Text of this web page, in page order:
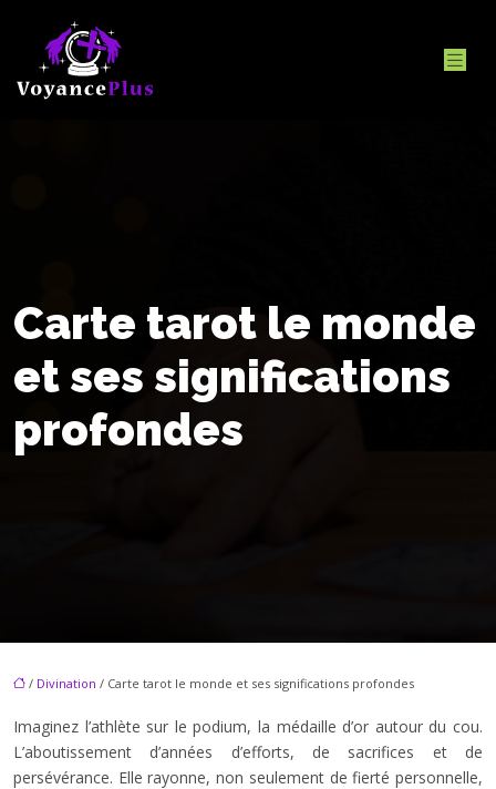
Carte tarot le monde
et ses significations
profondes
/ Divination / Carte tarot le monde et ses significations profondes
Imaginez l’athlète sur le podium, la médaille d’or autour du cou.
L’aboutissement d’années d’efforts, de sacrifices et de
persévérance. Elle rayonne, non seulement de fierté personnelle,